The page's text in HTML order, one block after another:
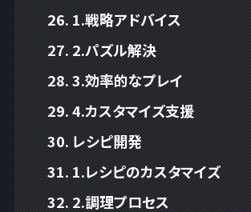
1.戦略アドバイス
2.パズル解決
3.効率的なプレイ
4.カスタマイズ支援
レシピ開発
1.レシピのカスタマイズ
2.調理プロセス